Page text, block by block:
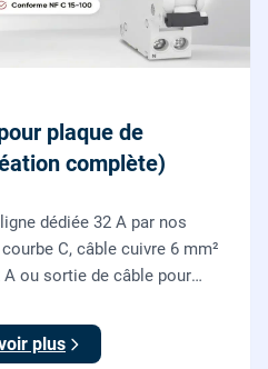
plaque de
complète)
dédiée 32 A par nos
C, câble cuivre 6 mm²
ou sortie de câble pour
plus